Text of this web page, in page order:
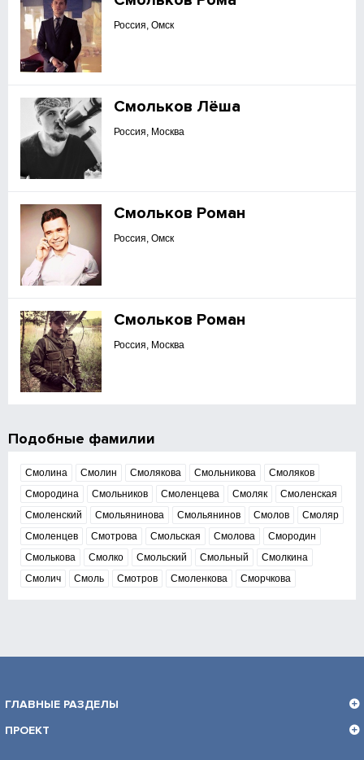
Россия, Омск
Смольков Лёша
Россия, Москва
Смольков Роман
Россия, Омск
Смольков Роман
Россия, Москва
Подобные фамилии
Смолина Смолин Смолякова Смольникова
Смоляков
Смородина
Смольников Смоленцева Смоляк
Смоленская
Смоленский
Смольянинова Смольянинов Смолов
Смоляр
Смоленцев
Смотрова Смольская Смолова
Смородин
Смолькова
Смолко Смольский Смольный
Смолкина
Смолич
Смоль Смотров Смоленкова Сморчкова
ГЛАВНЫЕ РАЗДЕЛЫ
ПРОЕКТ